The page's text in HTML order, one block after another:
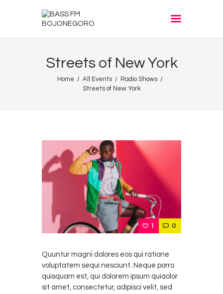
Streets of New York
Home All Events
Radio Shows
Streets of New York
BASS FM BOJONEGORO
1 0
Quuntur magni dolores eos qui ratione
voluptatem sequi nesciunt. Neque porro
quisquam est, qui dolorem ipsum quiaolor
sit amet, consectetur, adipisci velit, sed